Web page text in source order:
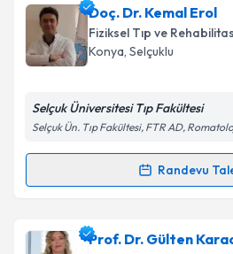
Uzm. Dr. Ahmet Özcan
takvimi talebi oluşturun. Size
almanız için bir takvim
bilgilendireceğiz.
E-posta Adresiniz
Kişisel verilerimin
kapsamda işlenmesini
Doç. Dr. Kemal Erol
Fiziksel Tıp ve
Konya, Selçuklu
Selçuk Üniversitesi Tıp Fakültesi
Selçuk Ün. Tıp Fakültesi, FTR AD,
Randevu
Randevu Takvimi Talebi
Doç. Dr. Kemal Eroliçin
Prof. Dr. Gülten